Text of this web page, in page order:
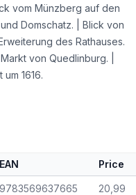
vom Münzberg auf den
Domschatz. | Blick von
des Rathauses.
von Quedlinburg. |
1616.
EAN Price
9783569637665 20,99